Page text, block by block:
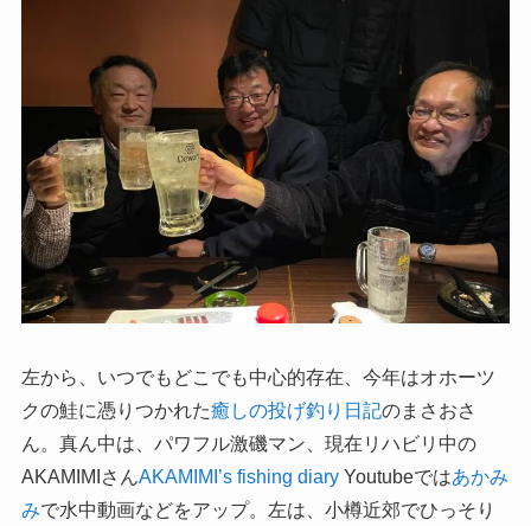
左から、いつでもどこでも中心的存在、今年はオホーツ
クの鮭に憑りつかれた癒しの投げ釣り日記のまさおさ
ん。真ん中は、パワフル激磯マン、現在リハビリ中の
AKAMIMIさんAKAMIMI’s fishing diaryYoutubeではあかみ
みで水中動画などをアップ。左は、小樽近郊でひっそり